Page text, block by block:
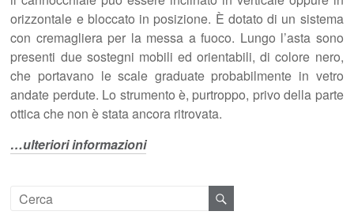
orizzontale e bloccato in posizione. È dotato di un sistema
con cremagliera per la messa a fuoco. Lungo l’asta sono
presenti due sostegni mobili ed orientabili, di colore nero,
che portavano le scale graduate probabilmente in vetro
andate perdute. Lo strumento è, purtroppo, privo della parte
ottica che non è stata ancora ritrovata.
…ulteriori informazioni